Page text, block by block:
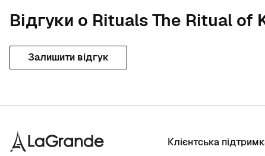
Відгуки о Rituals The Ritual of
Залишити відгук
Клієнтська